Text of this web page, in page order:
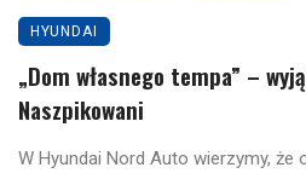
HYUNDAI
„Dom własnego tempa” –
Naszpikowani
W Hyundai Nord Auto wierzymy, że